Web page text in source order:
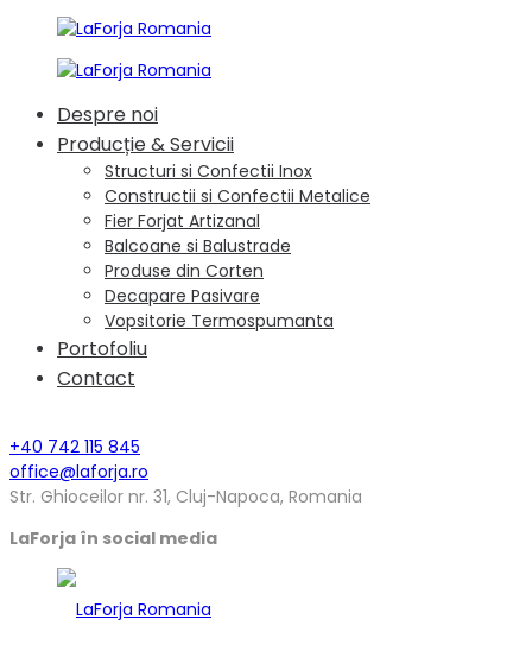
Despre noi
Producție & Servicii
Structuri si Confectii Inox
Constructii si Confectii Metalice
Fier Forjat Artizanal
Balcoane si Balustrade
Produse din Corten
Decapare Pasivare
Vopsitorie Termospumanta
Portofoliu
Contact
+40 742 115 845
office@laforja.ro
Str. Ghioceilor nr. 31, Cluj-Napoca, Romania
LaForja în social media